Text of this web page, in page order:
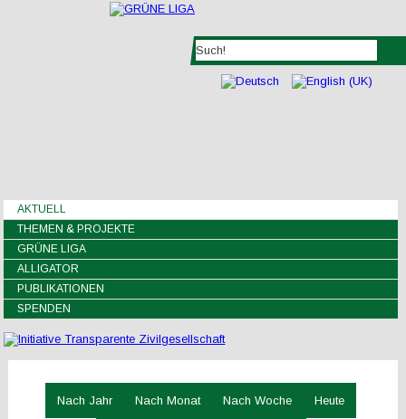
AKTUELL
THEMEN & PROJEKTE
GRÜNE LIGA
ALLIGATOR
PUBLIKATIONEN
SPENDEN
Nach Jahr Nach Monat Nach Woche Heute